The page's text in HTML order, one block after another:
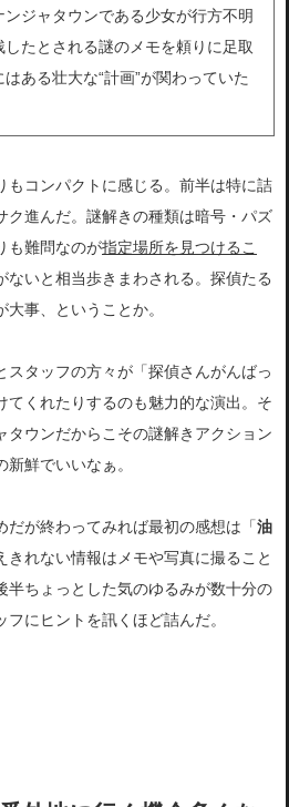
ジャタウンである少女が行方不明
たとされる謎のメモを頼りに足取
ある壮大な“計画”が関わっていた
もコンパクトに感じる。前半は特に詰
ク進んだ。謎解きの種類は暗号・パズ
も難問なのが指定場所を見つけるこ
ないと相当歩きまわされる。探偵たる
事、ということか。
スタッフの方々が「探偵さんがんばっ
てくれたりするのも魅力的な演出。そ
タウンだからこその謎解きアクション
鮮でいいなぁ。
だが終わってみれば最初の感想は「油
きれない情報はメモや写真に撮ること
半ちょっとした気のゆるみが数十分の
にヒントを訊くほど詰んだ。